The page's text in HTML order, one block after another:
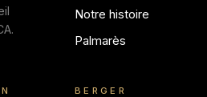
Notre histoire
Palmarès
BERGER